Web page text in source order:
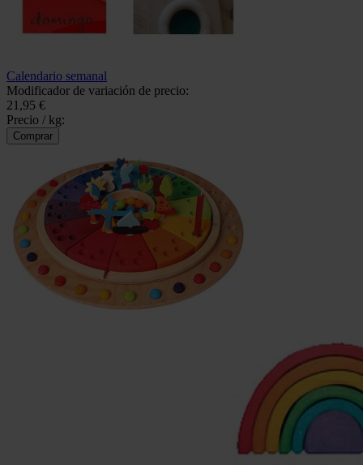
Calendario semanal
Modificador de variación de precio:
21,95 €
Precio / kg: